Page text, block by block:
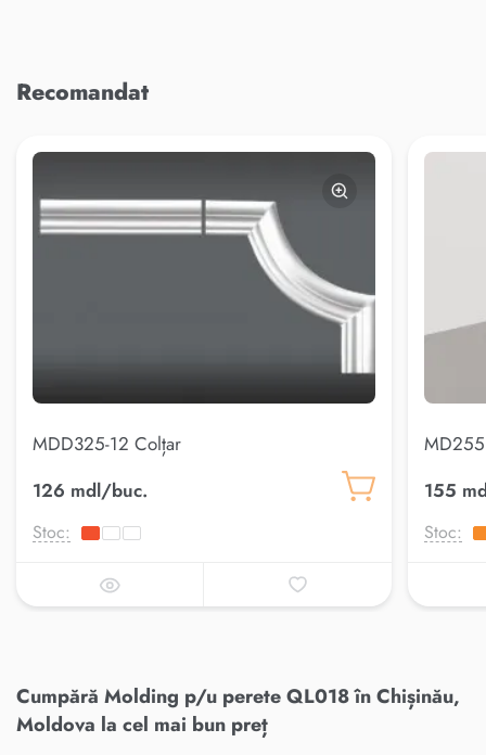
Recomandat
MDD325-12 Colțar
126 mdl/buc.
Stoc:
155
Stoc:
Cumpără Molding p/u perete QL018 în Chișinău,
Moldova la cel mai bun preț